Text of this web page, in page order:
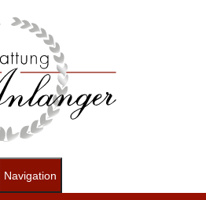
Navigation